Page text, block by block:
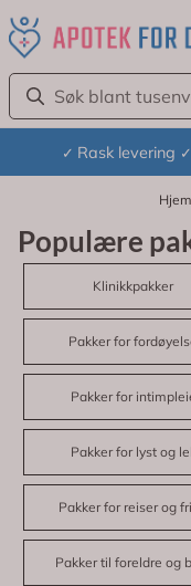
Hopp til innhold
✓ Rask levering ✓
Hjem
Populære
Klinikkpakker
Pakker for
Pakker for
Pakker for lyst og
Pakker for reiser og
Pakker til foreldre og